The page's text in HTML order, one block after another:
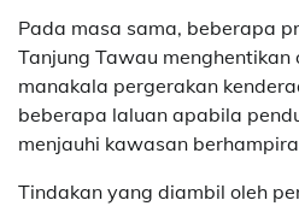
Pada masa sama, beberapa
Tanjung Tawau menghentikan
manakala pergerakan
beberapa laluan apabila
menjauhi kawasan
Tindakan yang diambil oleh